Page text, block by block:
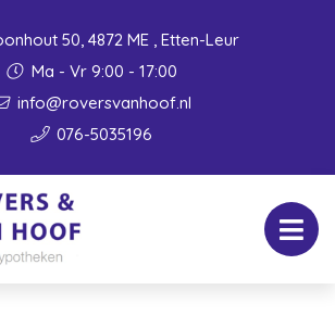
50, 4872 ME , Etten-Leur
Ma - Vr 9:00 - 17:00
info@roversvanhoof.nl
076-5035196